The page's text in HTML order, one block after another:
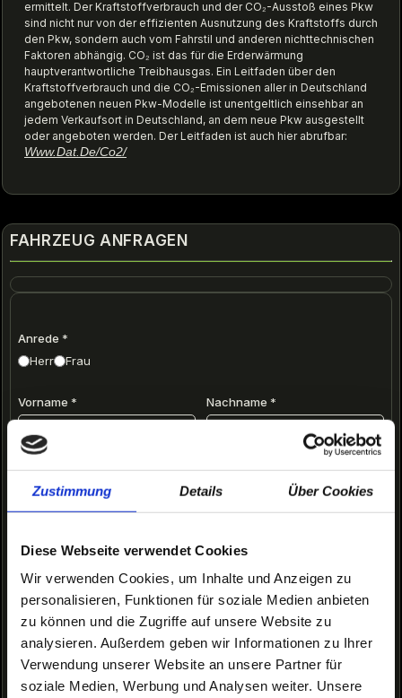
Zustimmung Details Über Cookies
Diese Webseite verwendet Cookies
Wir verwenden Cookies, um Inhalte und Anzeigen zu
personalisieren, Funktionen für soziale Medien anbieten
zu können und die Zugriffe auf unsere Website zu
analysieren. Außerdem geben wir Informationen zu Ihrer
Verwendung unserer Website an unsere Partner für
soziale Medien, Werbung und Analysen weiter. Unsere
ermittelt. Der Kraftstoffverbrauch und der CO₂-Ausstoß eines Pkw
sind nicht nur von der effizienten Ausnutzung des Kraftstoffs durch
den Pkw, sondern auch vom Fahrstil und anderen nichttechnischen
Faktoren abhängig. CO₂ ist das für die Erderwärmung
hauptverantwortliche Treibhausgas. Ein Leitfaden über den
Kraftstoffverbrauch und die CO₂-Emissionen aller in Deutschland
angebotenen neuen Pkw-Modelle ist unentgeltlich einsehbar an
jedem Verkaufsort in Deutschland, an dem neue Pkw ausgestellt
oder angeboten werden. Der Leitfaden ist auch hier abrufbar:
Www.dat.de/co2/
FAHRZEUG ANFRAGEN
Anrede *
Herr
Frau
Vorname * Nachname *
E-Mail Adresse
Finanzierung Inzahlungnahme Probefahrt